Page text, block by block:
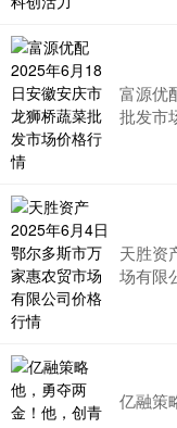
富源优
批发市
天胜资
场有限
亿融策